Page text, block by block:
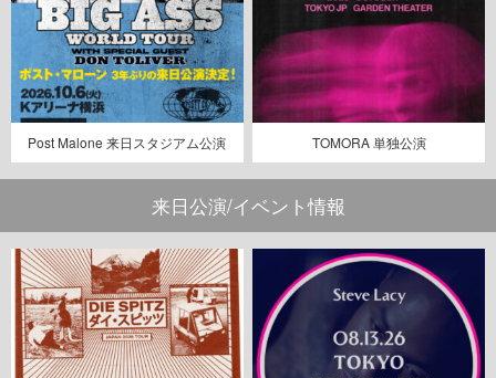
Post Malone 来日スタジアム公演 TOMORA 単独公演
来日公演/イベント情報